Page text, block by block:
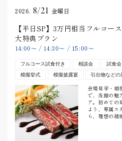
2026. 8/21 金曜日
【平日SP】3万円相当フルコ
大特典プラン
14:00〜 / 14:30〜 / 15:00〜
フルコース試食付き 相談会 試食会
模擬挙式
模擬披露宴 引出物などの
会場見学・婚
で、当館の魅
ア。初めての
よう、専属ス
ら、理想の結